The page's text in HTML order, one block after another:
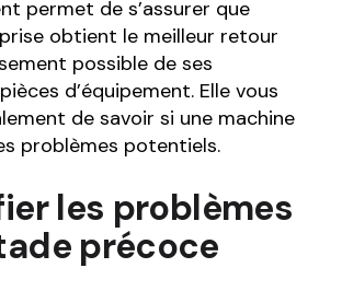
permet de s’assurer que
obtient le meilleur retour
possible de ses
d’équipement. Elle vous
de savoir si une machine
problèmes potentiels.
les problèmes
précoce